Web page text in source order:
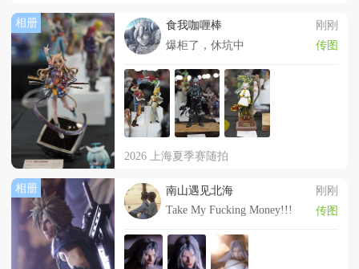
相册 食我咖喱棒
刚刚
爆柜了，休坑中
传图
2026 上海夏季赛随拍
相册 南山遇见北海
刚刚
Take My Fucking Money!!!
传图